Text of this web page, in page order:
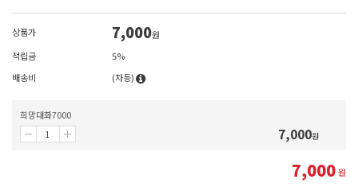
상품가 7,000원
적립금
5%
배송비
(차등)
희망대화7000
7,000원
7,000원